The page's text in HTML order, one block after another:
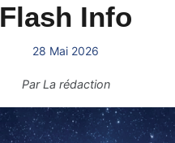
Flash Info
28 Mai 2026
ParLa rédaction